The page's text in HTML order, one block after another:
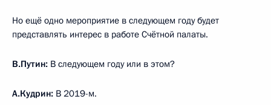
Но ещё одно мероприятие в следующем году будет
представлять интерес в работе Счётной палаты.
В.Путин: В следующем году или в этом?
А.Кудрин: В 2019-м.